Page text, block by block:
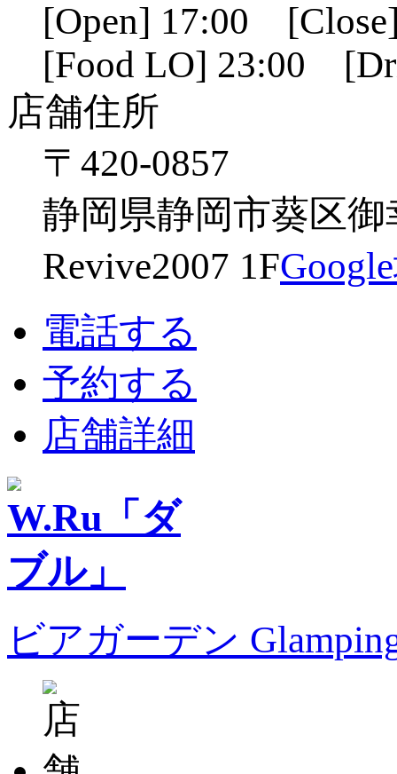
[Open] 17:00
[Food LO] 23:00
店舗住所
〒420-0857
静岡県静岡市葵区御
Revive2007 1F
電話する
予約する
店舗詳細
ビアガーデン